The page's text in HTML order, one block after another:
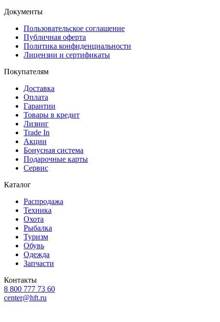
Документы
Пользовательское соглашение
Публичная оферта
Политика конфиденциальности
Лицензии и сертификаты
Покупателям
Доставка
Оплата
Гарантии
Товары в кредит
Лизинг
Trade In
Акции
Бонусная система
Подарочные карты
Сервис
Каталог
Распродажа
Техника
Охота
Рыбалка
Туризм
Обувь
Одежда
Запчасти
Контакты
8 800 777 73 60
center@hft.ru